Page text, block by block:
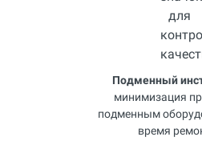
Подменный
минимизация
подменным
время